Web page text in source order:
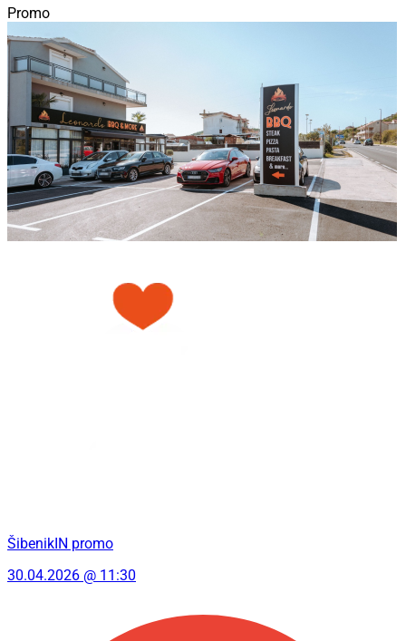
Promo
ŠibenikIN promo
30.04.2026 @ 11:30